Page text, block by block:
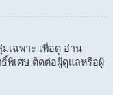
เฉพาะ เพื่อดู อ่าน
พิเศษ ติดต่อผู้ดูแลหรือผู้